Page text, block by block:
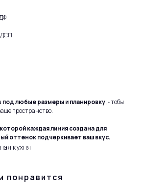
под любые размеры и планировку, чтобы
пространство.
каждая линия создана для
оттенок подчеркивает ваш вкус.
кухня
понравится